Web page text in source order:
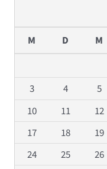
M D M
3
4 5
10
11 12
17
18 19
24
25 26